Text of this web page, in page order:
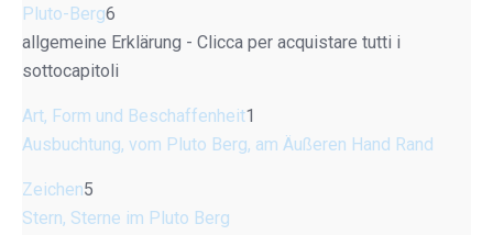
Pluto-Berg6
allgemeine Erklärung - Clicca per acquistare tutti i
sottocapitoli
Art, Form und Beschaffenheit1
Ausbuchtung, vom Pluto Berg, am Äußeren Hand Rand
Zeichen5
Stern, Sterne im Pluto Berg